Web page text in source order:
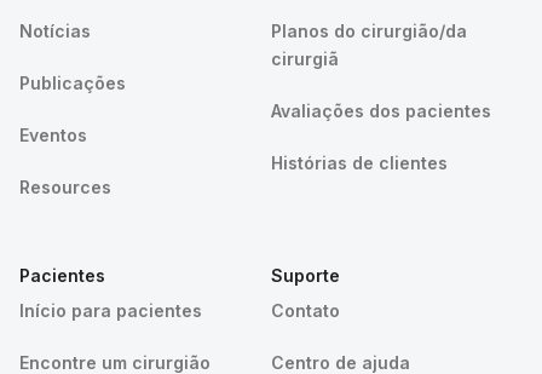
Notícias
Publicações
Eventos
Resources
Planos do cirurgião/da
cirurgiã
Avaliações dos pacientes
Histórias de clientes
Pacientes
Início para pacientes
Encontre um cirurgião
Suporte
Contato
Centro de ajuda